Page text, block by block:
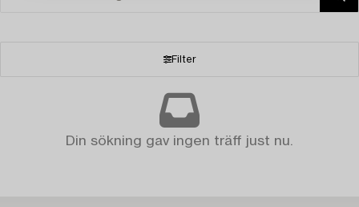
Filter
Din sökning gav ingen träff just nu.